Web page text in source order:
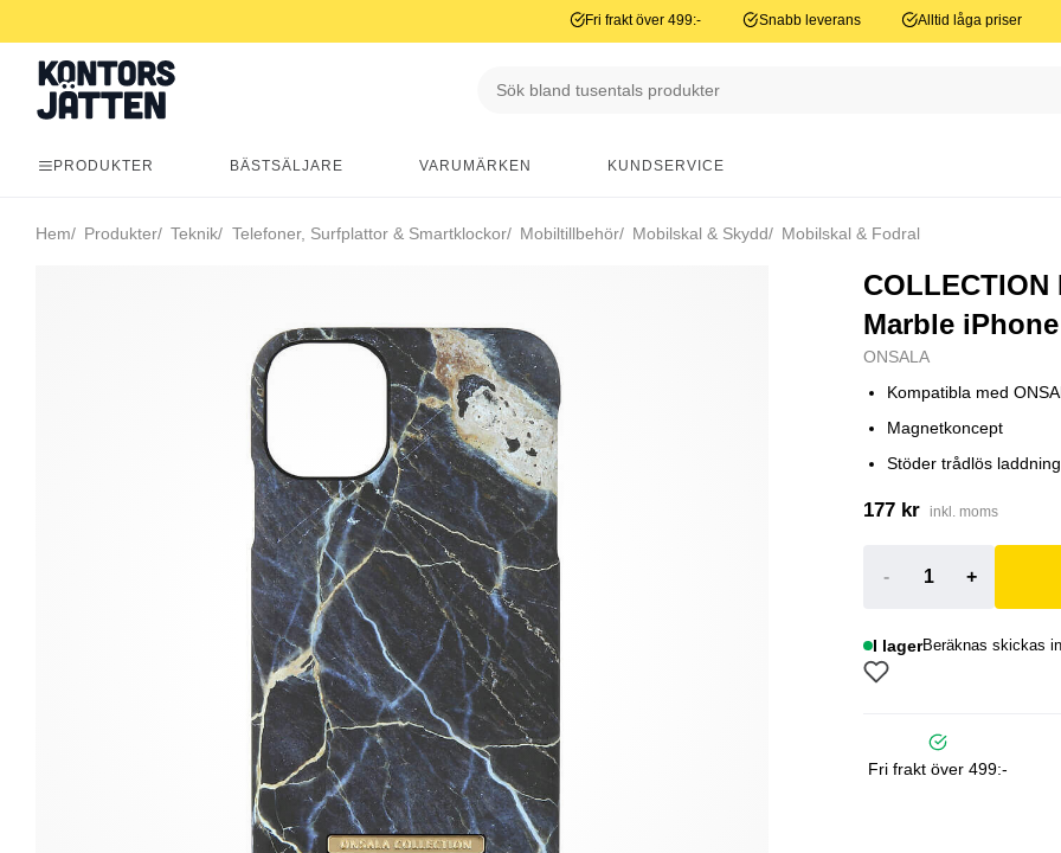
Fri frakt över 499:- Snabb leverans Alltid låga priser
PRODUKTER BÄSTSÄLJARE VARUMÄRKEN KUNDSERVICE
Hem Produkter Teknik Telefoner, Surfplattor & Smartklockor Mobiltillbehör Mobilskal & Skydd Mobilskal & Fodral
Marble
ONSALA
Kompatibla med
Magnetkoncept
Stöder trådlös laddning
177 kr inkl. moms
- +
I lagerBeräknas skickas
Fri frakt över 499:-